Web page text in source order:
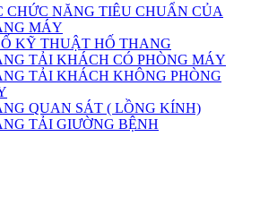
CHỨC NĂNG TIÊU CHUẨN CỦA
MÁY
KỸ THUẬT HỐ THANG
TẢI KHÁCH CÓ PHÒNG MÁY
TẢI KHÁCH KHÔNG PHÒNG
QUAN SÁT ( LỒNG KÍNH)
TẢI GIƯỜNG BỆNH